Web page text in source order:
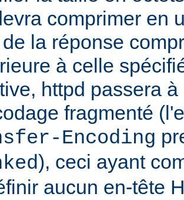
comprimer en
la réponse
à celle
httpd passera
fragmenté
Encoding
), ceci ayant
aucun en-tête